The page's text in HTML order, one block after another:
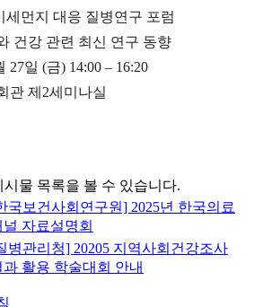
세먼지 대응 질병연구 포럼
건강 관련 최신 연구 동향
27일 (금) 14:00– 16:20
관 제 2세미나실
시물 목록을 볼 수 있습니다.
국보건사회연구원] 2025년 한국의료
널 자료설명회
병관리청] 20205 지역사회건강조사
과 활용 학술대회 안내